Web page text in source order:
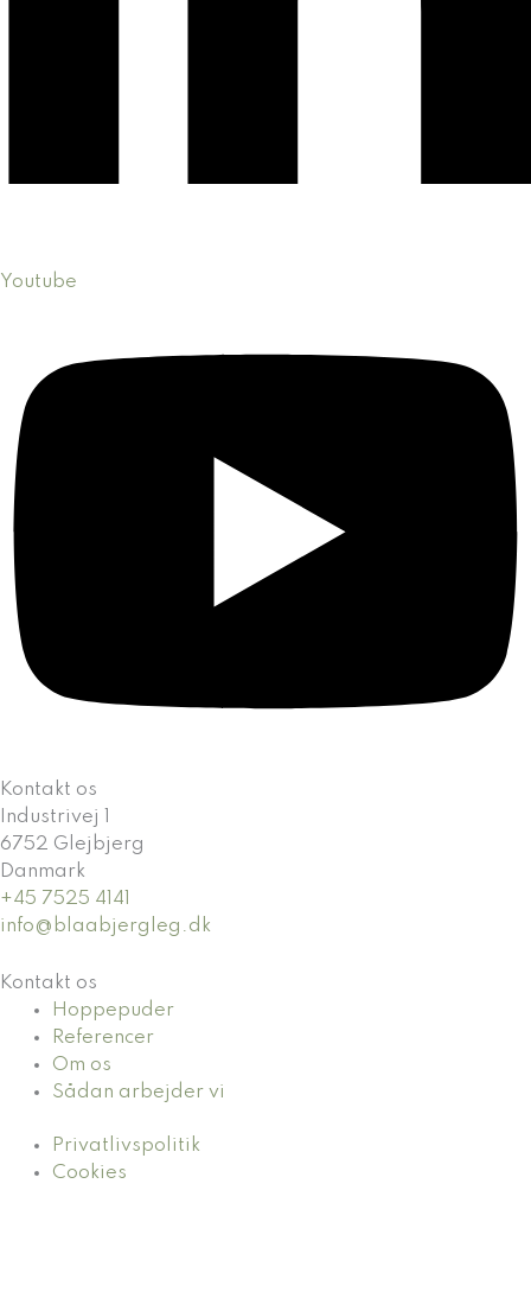
Youtube
Kontakt os
Industrivej 1
6752 Glejbjerg
Danmark
+45 7525 4141
info@blaabjergleg.dk
Kontakt os
Hoppepuder
Referencer
Om os
Sådan arbejder vi
Privatlivspolitik
Cookies